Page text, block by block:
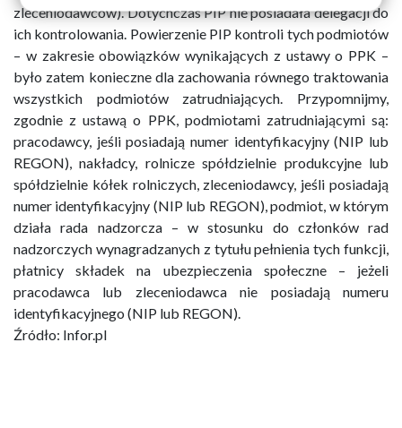
zleceniodawców). Dotychczas PIP nie posiadała delegacji do
ich kontrolowania. Powierzenie PIP kontroli tych podmiotów
– w zakresie obowiązków wynikających z ustawy o PPK –
było zatem konieczne dla zachowania równego traktowania
wszystkich podmiotów zatrudniających. Przypomnijmy,
zgodnie z ustawą o PPK, podmiotami zatrudniającymi są:
pracodawcy, jeśli posiadają numer identyfikacyjny (NIP lub
REGON), nakładcy, rolnicze spółdzielnie produkcyjne lub
spółdzielnie kółek rolniczych, zleceniodawcy, jeśli posiadają
numer identyfikacyjny (NIP lub REGON), podmiot, w którym
działa rada nadzorcza – w stosunku do członków rad
nadzorczych wynagradzanych z tytułu pełnienia tych funkcji,
płatnicy składek na ubezpieczenia społeczne – jeżeli
pracodawca lub zleceniodawca nie posiadają numeru
identyfikacyjnego (NIP lub REGON).
Źródło: Infor.pl